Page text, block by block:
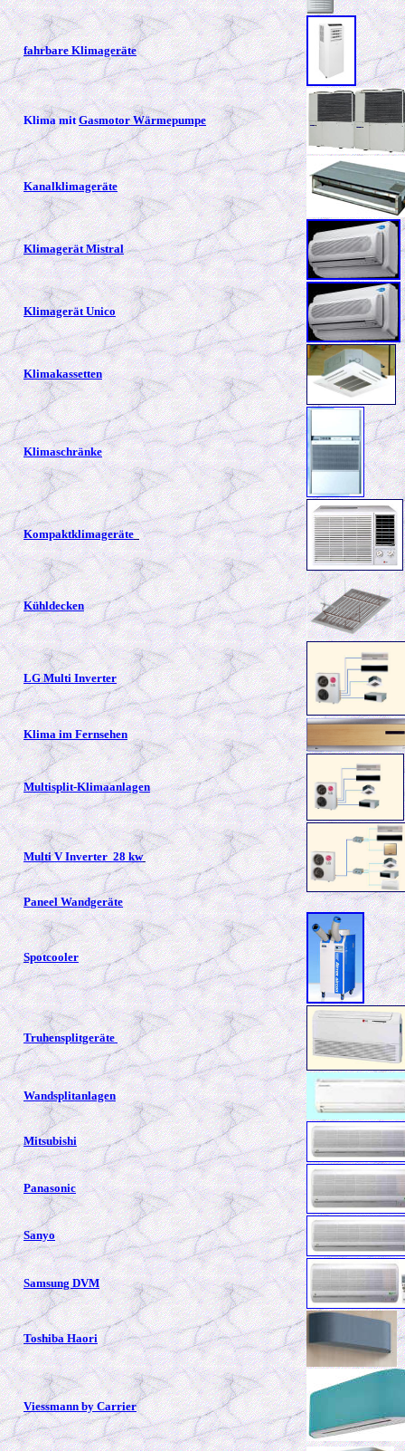
fahrbare Klimageräte
Klima mitGasmotor Wärmepumpe
Kanalklimageräte
Klimagerät Mistral
Klimagerät Unico
Klimakassetten
Klimaschränke
Kompaktklimageräte
Kühldecken
LG Multi Inverter
Klima im Fernsehen
Multisplit-Klimaanlagen
Multi V Inverter 28 kw
Paneel Wandgeräte
Spotcooler
Truhensplitgeräte
Wandsplitanlagen
Mitsubishi
Panasonic
Sanyo
Samsung DVM
Toshiba Haori
Viessmann by Carrier